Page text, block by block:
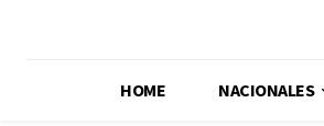
HOME NACIONALES